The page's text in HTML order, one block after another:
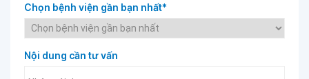
Chọn bệnh viện gần bạn nhất*
Nội dung cần tư vấn